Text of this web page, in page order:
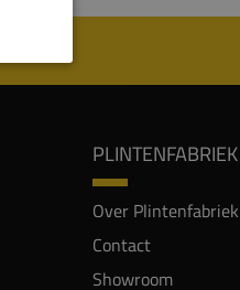
PLINTENFABRIEK
Over Plintenfabriek
Contact
Showroom